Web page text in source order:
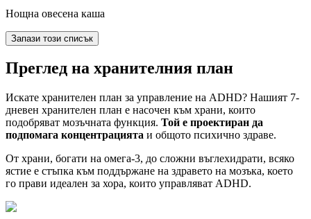
Нощна овесена каша
Запази този списък
Преглед на хранителния план
Искате хранителен план за управление на ADHD? Нашият 7-
дневен хранителен план е насочен към храни, които
подобряват мозъчната функция. Той е проектиран да
подпомага концентрацията и общото психично здраве.
От храни, богати на омега-3, до сложни въглехидрати, всяко
ястие е стъпка към поддържане на здравето на мозъка, което
го прави идеален за хора, които управляват ADHD.